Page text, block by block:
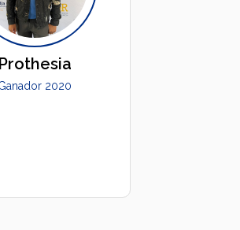
Prothesia
2020